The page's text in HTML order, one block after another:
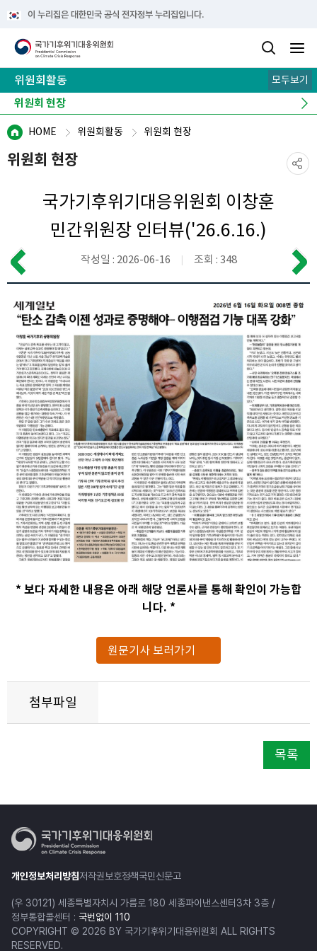
이 누리집은 대한민국 공식 전자정부 누리집입니다.
위원회활동
전체·분과회의 결과
위원회 현장
역대 위원 활동
모두보기
HOME 위원회활동 위원회 현장
위원회 현장
국가기후위기대응위원회 이창훈
민간위원장 인터뷰('26.6.16.)
작성일 : 2026-06-16 조회 : 348
* 보다 자세한 내용은 아래 해당 언론사를 통해 확인이 가능합
니다. *
원문기사 보러가기
첨부파일
목록
개인정보처리방침저작권보호정책국민신문고
(우 30121) 세종특별자치시 가름로 180 세종파이낸스센터3차 3층 /
정부통합콜센터 : 국번없이 110
COPYRIGHT © 2026 BY 국가기후위기대응위원회 ALL RIGHTS
RESERVED.